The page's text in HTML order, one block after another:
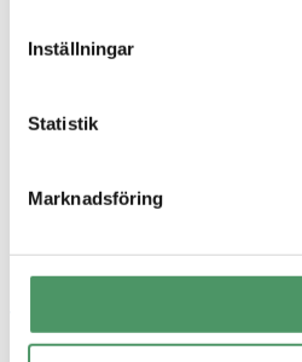
Inställningar
Statistik
Marknadsföring
Våra produkter